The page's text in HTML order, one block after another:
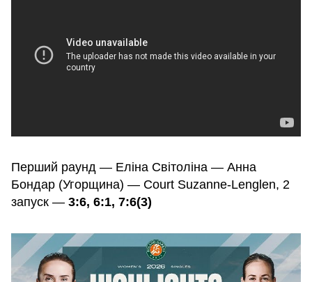
Перший раунд — Еліна Світоліна — Анна
Бондар (Угорщина) — Court Suzanne-Lenglen, 2
запуск — 3:6, 6:1, 7:6(3)